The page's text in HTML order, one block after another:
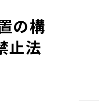
の構
止法